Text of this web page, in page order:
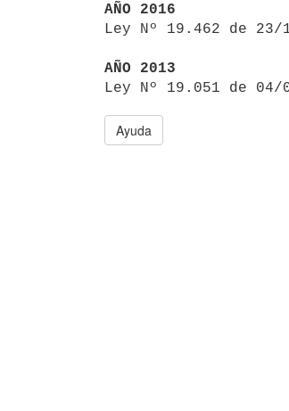
AÑO 2016
Ley Nº 19.462 de
AÑO 2013
Ley Nº 19.051 de
Ayuda